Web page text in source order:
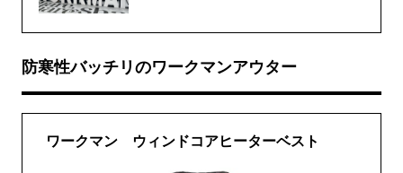
防寒性バッチリのワークマンアウター
ワークマン ウィンドコアヒーターベスト